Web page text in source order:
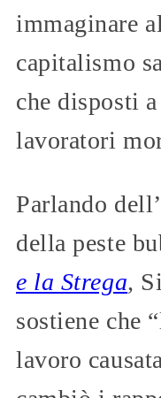
immaginare
capitalismo
che disposti
lavoratori
Parlando
della peste
e la Strega,
sostiene che
lavoro